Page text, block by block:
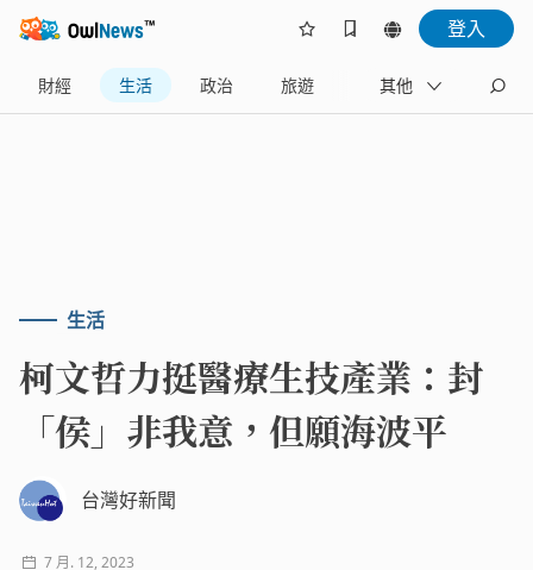
登入
財經 生活 政治 旅遊 體育
其他
生活
柯文哲力挺醫療生技產業：封
「侯」非我意，但願海波平
台灣好新聞
7 月. 12, 2023